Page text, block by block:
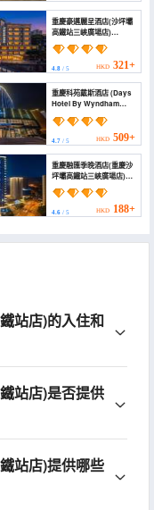
重慶豪邁麗呈酒店(沙坪壩
高鐵站三峽廣場店)
(HAOMAI HOTEL)
4.8/ 5 HKD 321+
重慶科苑戴斯酒店 (Days
Hotel By Wyndham
Chongqing Keyuan)
4.7/ 5 HKD 509+
重慶融匯季晚酒店(重慶沙
坪壩高鐵站三峽廣場店)
(Ronghui Jiwan Hotel)
4.6/ 5 HKD 188+
站店)的入住和
站店)是否提供
站店)提供哪些